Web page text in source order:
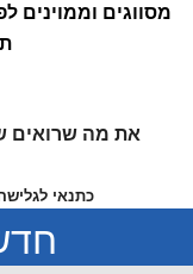
23/09/2026-24/09/2026
DMEXCO
מסווגים וממוינים
את מה שרואים
כתנאי
29/07/2026